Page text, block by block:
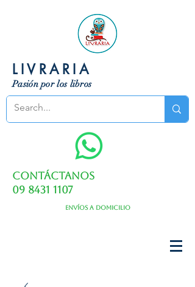
LIVRARIA
Pasión por los libros
Contáctanos
09 8431 1107
Envíos a domicilio